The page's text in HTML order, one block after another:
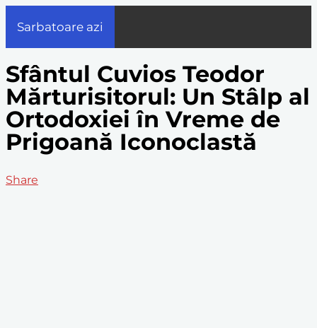
Sarbatoare azi
Sfântul Cuvios Teodor
Mărturisitorul: Un Stâlp al
Ortodoxiei în Vreme de
Prigoană Iconoclastă
Share